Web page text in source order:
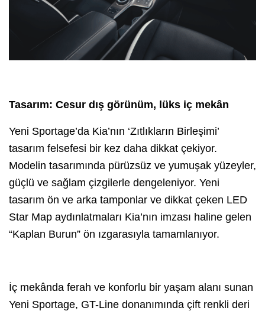
Tasarım: Cesur dış görünüm, lüks iç mekân
Yeni Sportage’da Kia’nın ‘Zıtlıkların Birleşimi’
tasarım felsefesi bir kez daha dikkat çekiyor.
Modelin tasarımında pürüzsüz ve yumuşak yüzeyler,
güçlü ve sağlam çizgilerle dengeleniyor. Yeni
tasarım ön ve arka tamponlar ve dikkat çeken LED
Star Map aydınlatmaları Kia’nın imzası haline gelen
“Kaplan Burun” ön ızgarasıyla tamamlanıyor.
İç mekânda ferah ve konforlu bir yaşam alanı sunan
Yeni Sportage, GT-Line donanımında çift renkli deri